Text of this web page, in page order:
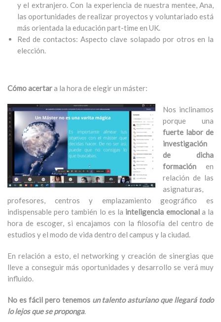
y el extranjero. Con la experiencia de nuestra mentee, Ana,
las oportunidades de realizar proyectos y voluntariado está
más orientada la educación part-time en UK.
Red de contactos: Aspecto clave solapado por otros en la
elección.
Cómo acertara la hora de elegir un máster:
Nos inclinamos
porque una
fuerte labor de
investigación
de dicha
formación en
relación de las
asignaturas,
profesores, centros y emplazamiento geográfico es
indispensable pero también lo es la inteligencia emocionala la
hora de escoger, si encajamos con la filosofía del centro de
estudios y el modo de vida dentro del campus y la ciudad.
En relación a esto, el networking y creación de sinergias que
lleve a conseguir más oportunidades y desarrollo se verá muy
influido.
No es fácil pero tenemos un talento asturiano que llegará todo
lo lejos que se proponga.